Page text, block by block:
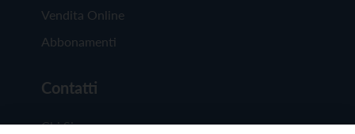
Vendita Online
Abbonamenti
Contatti
Chi Siamo